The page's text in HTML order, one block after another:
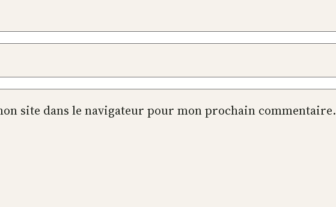
site dans le navigateur pour mon prochain commentaire.